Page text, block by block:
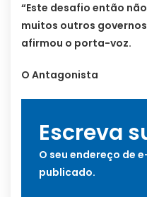
“Este desafio então
muitos outros
afirmou o porta-voz.
O Antagonista
Escreva
O seu endereço de
publicado.